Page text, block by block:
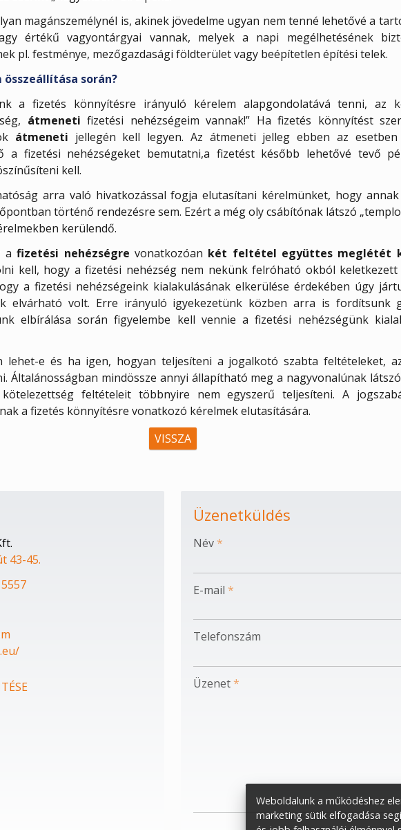
magánszemélynél is, akinek jövedelme ugyan nem tenné lehetővé a
értékű vagyontárgyai vannak, melyek a napi megélhetésének
pl. festménye, mezőgazdasági földterület vagy beépítetlen építési telek.
során?
a fizetés könnyítésre irányuló kérelem alapgondolatává tenni, az
átmeneti fizetési nehézségeim vannak!” Ha fizetés könnyítést
átmeneti jellegén kell legyen. Az átmeneti jelleg ebben az
a fizetési nehézségeket bemutatni,a fizetést később lehetővé tevő
kell.
arra való hivatkozással fogja elutasítani kérelmünket, hogy
történő rendezésre sem. Ezért a még oly csábítónak látszó
kerülendő.
afizetési nehézségre vonatkozóan két feltétel együttes meglétét
kell, hogy a fizetési nehézség nem nekünk felróható okból
a fizetési nehézségeink kialakulásának elkerülése érdekében úgy
elvárható volt. Erre irányuló igyekezetünk közben arra is fordítsunk
elbírálása során figyelembe kell vennie a fizetési nehézségünk
lehet-e és ha igen, hogyan teljesíteni a jogalkotó szabta feltételeket,
Általánosságban mindössze annyi állapítható meg a nagyvonalúnak
feltételeit többnyire nem egyszerű teljesíteni. A
a fizetés könnyítésre vonatkozó kérelmek elutasítására.
VISSZA
43-45.
Üzenetküldés
-
-
Név*
E-mail *
Telefonszám
Üzenet*
Weboldalunk a működéshez
marketing sütik elfogadása